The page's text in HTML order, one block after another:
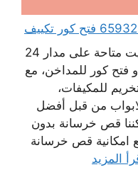
خدمات شركة قص خرسانة الكويت متاحة على مدار 24
فتح كور للمداخن، مع
للمكيفات،
من قبل أفضل
قص خرسانة بدون
امكانية قص خرسانة
المزيد